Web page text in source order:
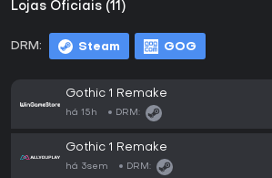
Lojas Oficiais (11)
DRM: Steam GOG
Gothic 1 Remake
há 15h DRM:
Gothic 1 Remake
há 3sem DRM: